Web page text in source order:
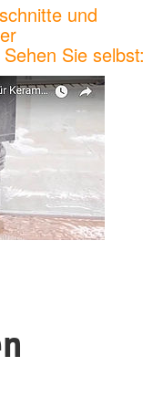
und
Sie selbst: